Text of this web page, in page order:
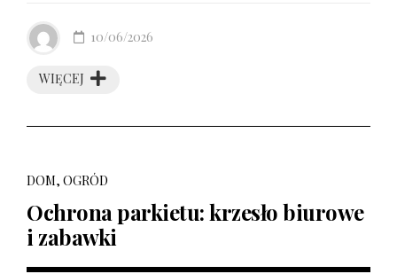
WIĘCEJ
10/06/2026
DOM, OGRÓD
Ochrona parkietu: krzesło biurowe
i zabawki